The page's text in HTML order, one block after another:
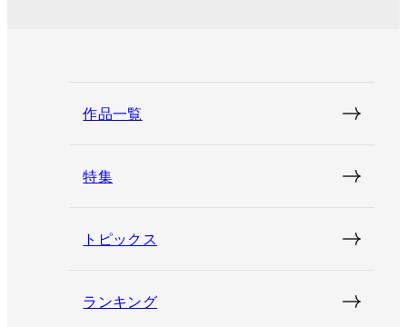
作品一覧
特集
トピックス
ランキング